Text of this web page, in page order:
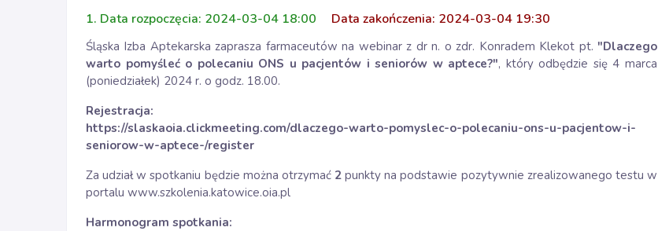
1. Data rozpoczęcia: 2024-03-04 18:00
Data zakończenia: 2024-03-04 19:30
Śląska Izba Aptekarska zaprasza farmaceutów na webinar z dr n. o zdr. Konradem Klekot pt. "Dlaczego
warto pomyśleć o polecaniu ONS u pacjentów i seniorów w aptece?", który odbędzie się 4 marca
(poniedziałek) 2024 r. o godz. 18.00.
Rejestracja:
https://slaskaoia.clickmeeting.com/dlaczego-warto-pomyslec-o-polecaniu-ons-u-pacjentow-i-
seniorow-w-aptece-/register
Za udział w spotkaniu będzie można otrzymać 2 punkty na podstawie pozytywnie zrealizowanego testu w
portalu www.szkolenia.katowice.oia.pl
Harmonogram spotkania: